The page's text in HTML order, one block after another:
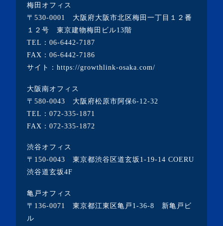
・2022年5月(1記事)
・2022年4月(2記事)
・2022年3月(3記事)
・2021年12月(2記事)
・2021年11月(7記事)
・2021年10月(3記事)
・2021年9月(5記事)
・2021年8月(6記事)
・2021年6月(5記事)
・2021年5月(2記事)
梅田オフィス
〒530-0001 大阪府大阪市北区梅田一丁目１２番
１２号 東京建物梅田ビル13階
TEL： 06-6442-7187
FAX：06-6442-7186
サイト： https://growthlink-osaka.com/
大阪南オフィス
〒580-0043 大阪府松原市阿保6-12-32
TEL： 072-335-1871
FAX：072-335-1872
渋谷オフィス
〒150-0043 東京都渋谷区道玄坂1-19-14 COERU
渋谷道玄坂4F
亀戸オフィス
〒136-0071 東京都江東区亀戸1-36-8 新亀戸ビ
ル